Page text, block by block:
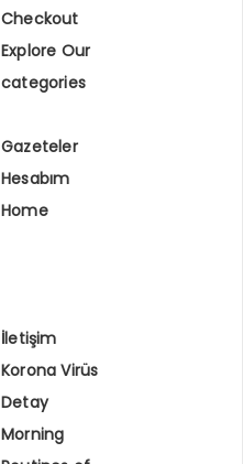
Checkout
Explore Our
categories
Gazeteler
Hesabım
Home
İletişim
Korona Virüs
Detay
Morning